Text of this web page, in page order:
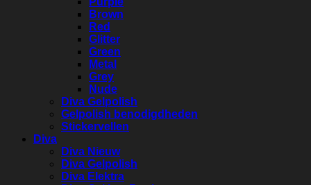
Brown
Red
Glitter
Green
Metal
Grey
Nude
Diva Gelpolish
Gelpolish benodigdheden
Stickervellen
Diva
Diva Nieuw
Diva Gelpolish
Diva Elektra